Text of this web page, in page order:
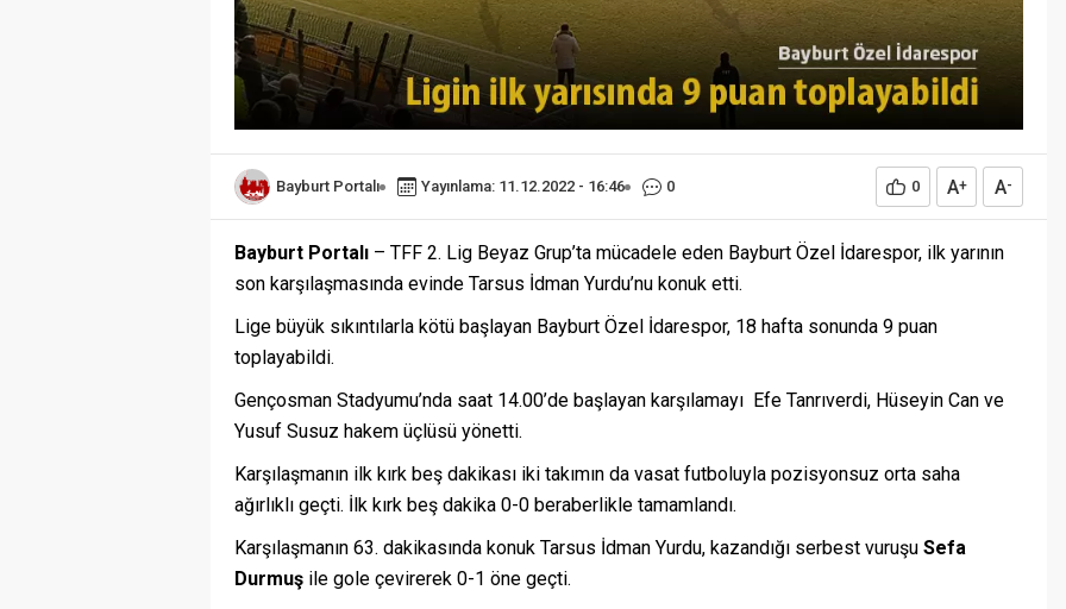
Bayburt Portalı Yayınlama: 11.12.2022 - 16:46 0 0 A+ A-
Bayburt Portalı – TFF 2. Lig Beyaz Grup’ta mücadele eden Bayburt Özel İdarespor, ilk yarının
son karşılaşmasında evinde Tarsus İdman Yurdu’nu konuk etti.
Lige büyük sıkıntılarla kötü başlayan Bayburt Özel İdarespor, 18 hafta sonunda 9 puan
toplayabildi.
Gençosman Stadyumu’nda saat 14.00’de başlayan karşılamayı Efe Tanrıverdi, Hüseyin Can ve
Yusuf Susuz hakem üçlüsü yönetti.
Karşılaşmanın ilk kırk beş dakikası iki takımın da vasat futboluyla pozisyonsuz orta saha
ağırlıklı geçti. İlk kırk beş dakika 0-0 beraberlikle tamamlandı.
Karşılaşmanın 63. dakikasında konuk Tarsus İdman Yurdu, kazandığı serbest vuruşu Sefa
Durmuş ile gole çevirerek 0-1 öne geçti.